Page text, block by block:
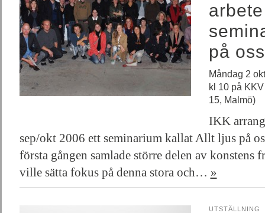
på
Måndag 2
kl 10 på
15, Malmö)
IKK
sep/okt 2006 ett seminarium kallat Allt ljus på
första gången samlade större delen av konstens
ville sätta fokus på denna stora och… »
UTSTÄLLNING